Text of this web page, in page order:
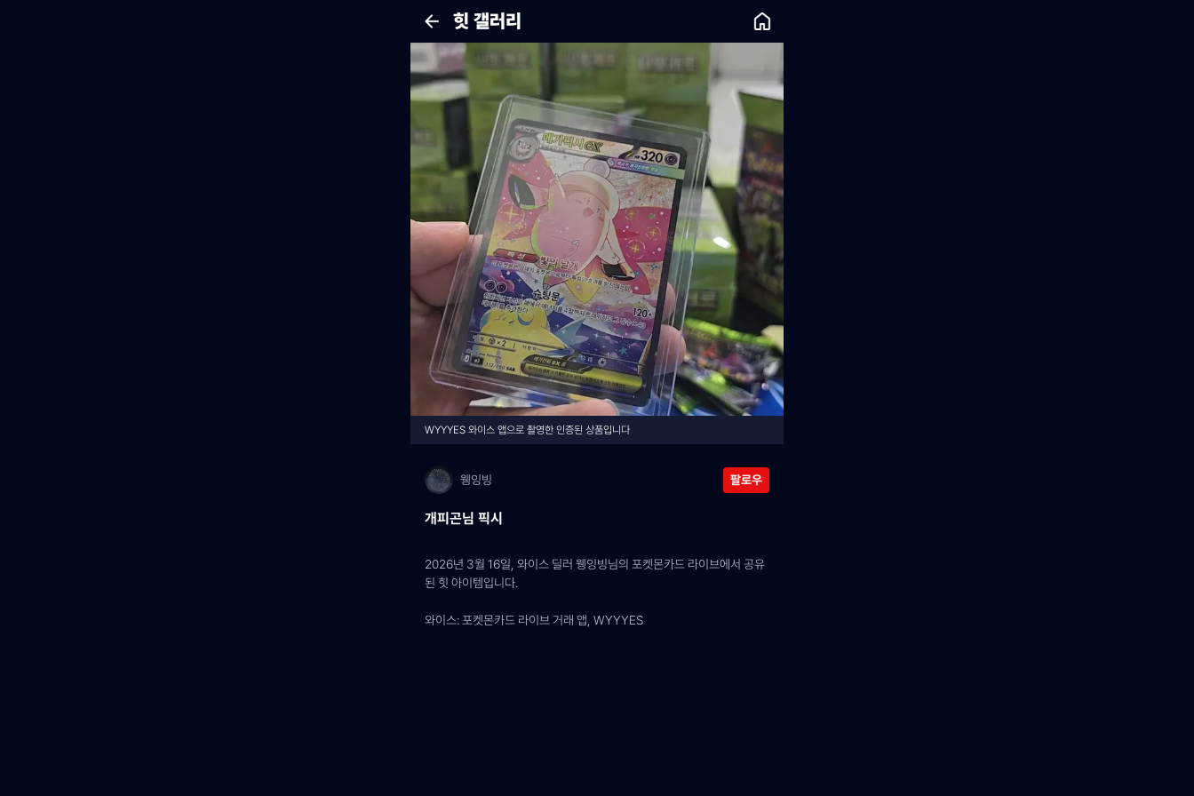
힛 갤러리
WYYYES 와이스 앱으로 촬영한 인증된 상품입니다
웽잉빙 팔로우
개피곤님 픽시
2026년 3월 16일, 와이스 딜러 웽잉빙님의 포켓몬카드 라이브에서 공유
된 힛 아이템입니다.
와이스: 포켓몬카드 라이브 거래 앱, WYYYES